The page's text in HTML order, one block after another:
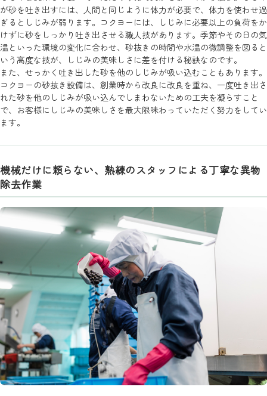
が砂を吐き出すには、人間と同じように体力が必要で、体力を使わせ過
ぎるとしじみが弱ります。コクヨーには、しじみに必要以上の負荷をか
けずに砂をしっかり吐き出させる職人技があります。季節やその日の気
温といった環境の変化に合わせ、砂抜きの時間や水温の微調整を図ると
いう高度な技が、しじみの美味しさに差を付ける秘訣なのです。
また、せっかく吐き出した砂を他のしじみが吸い込むこともあります。
コクヨーの砂抜き設備は、創業時から改良に改良を重ね、一度吐き出さ
れた砂を他のしじみが吸い込んでしまわないための工夫を凝らすこと
で、お客様にしじみの美味しさを最大限味わっていただく努力をしてい
ます。
機械だけに頼らない、熟練のスタッフによる丁寧な異物
除去作業